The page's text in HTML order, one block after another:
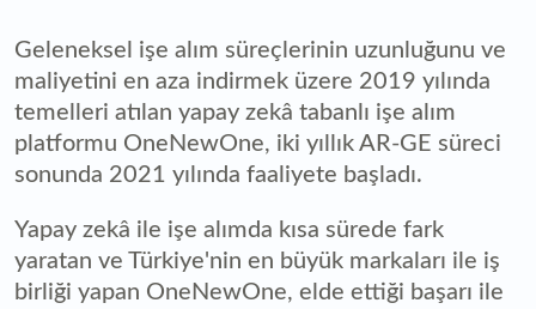
Geleneksel işe alım süreçlerinin uzunluğunu ve
maliyetini en aza indirmek üzere 2019 yılında
temelleri atılan yapay zekâ tabanlı işe alım
platformu OneNewOne, iki yıllık AR-GE süreci
sonunda 2021 yılında faaliyete başladı.
Yapay zekâ ile işe alımda kısa sürede fark
yaratan ve Türkiye'nin en büyük markaları ile iş
birliği yapan OneNewOne, elde ettiği başarı ile